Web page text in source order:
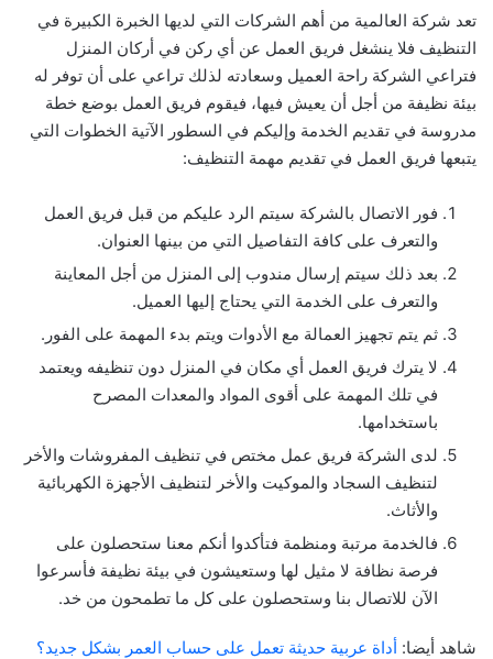
تعد شركة العالمية من أهم الشركات التي لديها الخبرة الكبيرة في
التنظيف فلا ينشغل فريق العمل عن أي ركن في أركان المنزل
فتراعي الشركة راحة العميل وسعادته لذلك تراعي على أن توفر له
بيئة نظيفة من أجل أن يعيش فيها، فيقوم فريق العمل بوضع خطة
مدروسة في تقديم الخدمة وإليكم في السطور الآتية الخطوات التي
يتبعها فريق العمل في تقديم مهمة التنظيف:
فور الاتصال بالشركة سيتم الرد عليكم من قبل فريق العمل
والتعرف على كافة التفاصيل التي من بينها العنوان.
بعد ذلك سيتم إرسال مندوب إلى المنزل من أجل المعاينة
والتعرف على الخدمة التي يحتاج إليها العميل.
ثم يتم تجهيز العمالة مع الأدوات ويتم بدء المهمة على الفور.
لا يترك فريق العمل أي مكان في المنزل دون تنظيفه ويعتمد
في تلك المهمة على أقوى المواد والمعدات المصرح
باستخدامها.
لدى الشركة فريق عمل مختص في تنظيف المفروشات والأخر
لتنظيف السجاد والموكيت والأخر لتنظيف الأجهزة الكهربائية
والأثاث.
فالخدمة مرتبة ومنظمة فتأكدوا أنكم معنا ستحصلون على
فرصة نظافة لا مثيل لها وستعيشون في بيئة نظيفة فأسرعوا
الآن للاتصال بنا وستحصلون على كل ما تطمحون من خد.
شاهد أيضا: أداة عربية حديثة تعمل على حساب العمر بشكل جديد؟